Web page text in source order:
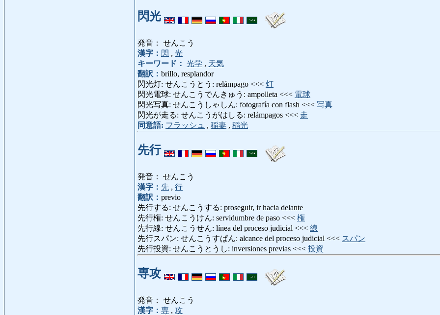
閃光
発音： せんこう
漢字： 閃 , 光
キーワード： 光学 , 天気
翻訳： brillo, resplandor
閃光灯: せんこうとう: relámpago <<< 灯
閃光電球: せんこうでんきゅう: ampolleta <<< 電球
閃光写真: せんこうしゃしん: fotografía con flash <<< 写真
閃光が走る: せんこうがはしる: relámpagos <<< 走
同意語: フラッシュ , 稲妻 , 稲光
先行
発音： せんこう
漢字： 先 , 行
翻訳： previo
先行する: せんこうする: proseguir, ir hacia delante
先行権: せんこうけん: servidumbre de paso <<< 権
先行線: せんこうせん: línea del proceso judicial <<< 線
先行スパン: せんこうすぱん: alcance del proceso judicial <<< スパン
先行投資: せんこうとうし: inversiones previas <<< 投資
専攻
発音： せんこう
漢字： 専 , 攻